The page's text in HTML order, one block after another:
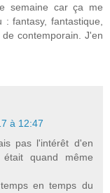
semaine car ça me
fantasy, fantastique,
contemporain. J'en
à 12:47
pas l'intérêt d'en
quand même
en temps du